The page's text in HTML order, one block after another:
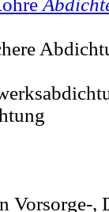
Vorsorge-,